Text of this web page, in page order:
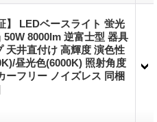
】 LEDベースライト 蛍光
50W 8000lm 逆富士型 器具
天井直付け 高輝度 演色性
昼光色(6000K) 照射角度
ーフリー ノイズレス 同梱